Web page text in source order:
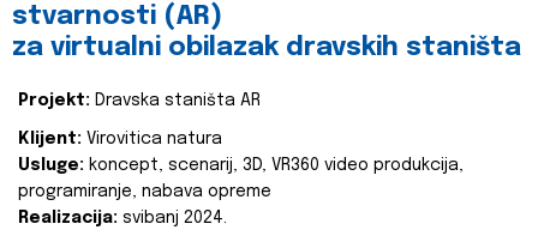
stvarnosti (AR)
za virtualni obilazak dravskih staništa
Projekt: Dravska staništa AR
Klijent: Virovitica natura
Usluge: koncept, scenarij, 3D, VR360 video produkcija,
programiranje, nabava opreme
Realizacija: svibanj 2024.